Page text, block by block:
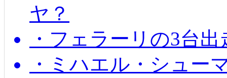
ヤ？
・フェラーリの3台
・ミハエル・シュー